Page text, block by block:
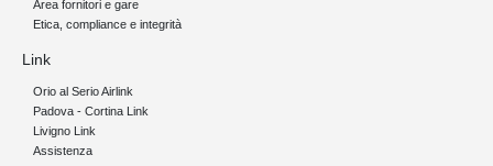
Area fornitori e gare
Etica, compliance e integrità
Link
Orio al Serio Airlink
Padova - Cortina Link
Livigno Link
Assistenza